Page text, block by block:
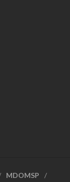
MDOMSP